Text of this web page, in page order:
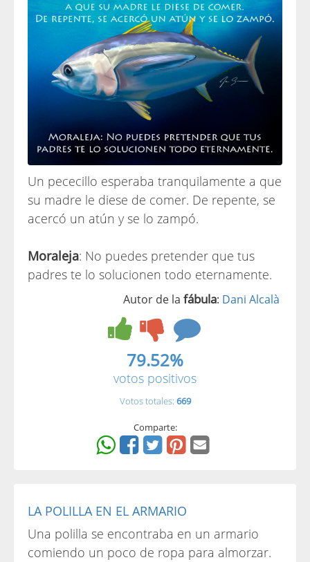
Un pececillo esperaba tranquilamente a que
su madre le diese de comer. De repente, se
acercó un atún y se lo zampó.
Moraleja: No puedes pretender que tus
padres te lo solucionen todo eternamente.
Autor de la fábula: Dani Alcalà
79.52%
votos positivos
Votos totales: 669
Comparte:
LA POLILLA EN EL ARMARIO
Una polilla se encontraba en un armario
comiendo un poco de ropa para almorzar.